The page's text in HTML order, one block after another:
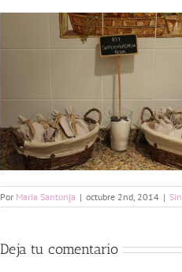
Por Maria Santonja | octubre 2nd, 2014 |
Deja tu comentario